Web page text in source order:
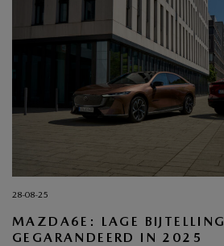
28-08-25
MAZDA6E: LAGE BIJTELLING
GEGARANDEERD IN 2025